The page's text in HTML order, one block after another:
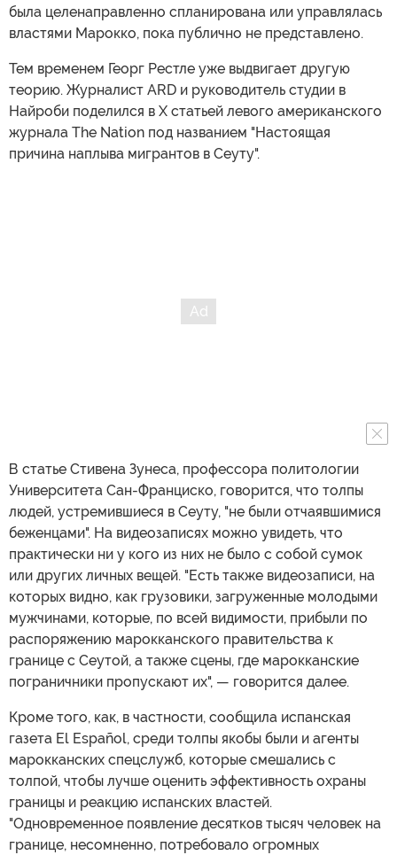
была целенаправленно спланирована или управлялась
властями Марокко, пока публично не представлено.
Тем временем Георг Рестле уже выдвигает другую
теорию. Журналист ARD и руководитель студии в
Найроби поделился в X статьей левого американского
журнала The Nation под названием "Настоящая
причина наплыва мигрантов в Сеуту".
В статье Стивена Зунеса, профессора политологии
Университета Сан-Франциско, говорится, что толпы
людей, устремившиеся в Сеуту, "не были отчаявшимися
беженцами". На видеозаписях можно увидеть, что
практически ни у кого из них не было с собой сумок
или других личных вещей. "Есть также видеозаписи, на
которых видно, как грузовики, загруженные молодыми
мужчинами, которые, по всей видимости, прибыли по
распоряжению марокканского правительства к
границе с Сеутой, а также сцены, где марокканские
пограничники пропускают их", — говорится далее.
Кроме того, как, в частности, сообщила испанская
газета El Español, среди толпы якобы были и агенты
марокканских спецслужб, которые смешались с
толпой, чтобы лучше оценить эффективность охраны
границы и реакцию испанских властей.
"Одновременное появление десятков тысяч человек на
границе, несомненно, потребовало огромных